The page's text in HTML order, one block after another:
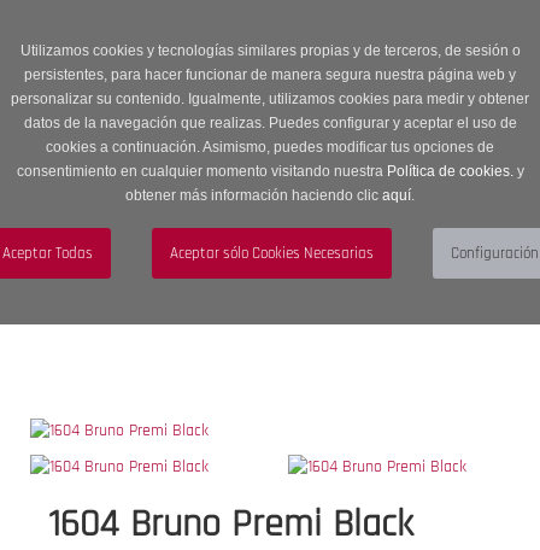
Utilizamos cookies y tecnologías similares propias y de terceros, de sesión o
persistentes, para hacer funcionar de manera segura nuestra página web y
personalizar su contenido. Igualmente, utilizamos cookies para medir y obtener
datos de la navegación que realizas. Puedes configurar y aceptar el uso de
cookies a continuación. Asimismo, puedes modificar tus opciones de
consentimiento en cualquier momento visitando nuestra Política de cookies.y
obtener más información haciendo clic aquí.
descuento en Sección OUTLET con código OUTLET20
navigation
Menú
1604 Bruno Premi Black